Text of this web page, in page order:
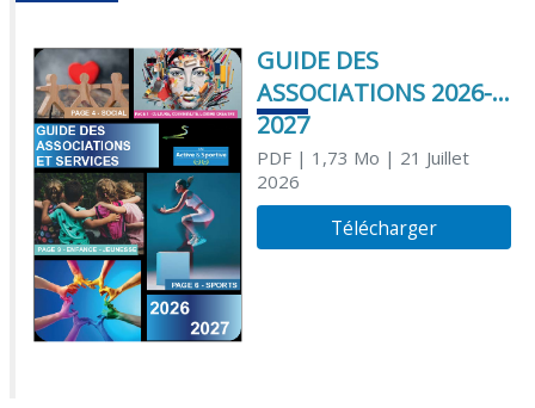
GUIDE DES
ASSOCIATIONS 2026-
2027
PDF| 1,73 Mo | 21 Juillet
2026
Télécharger